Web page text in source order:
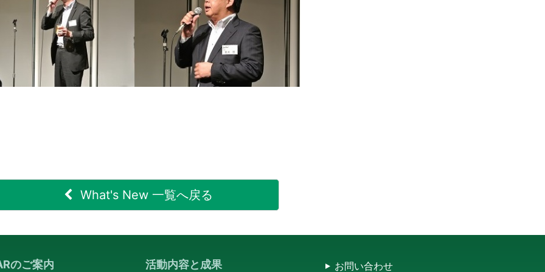
What's New 一覧へ戻る
のご案内 活動内容と成果 お問い合わせ